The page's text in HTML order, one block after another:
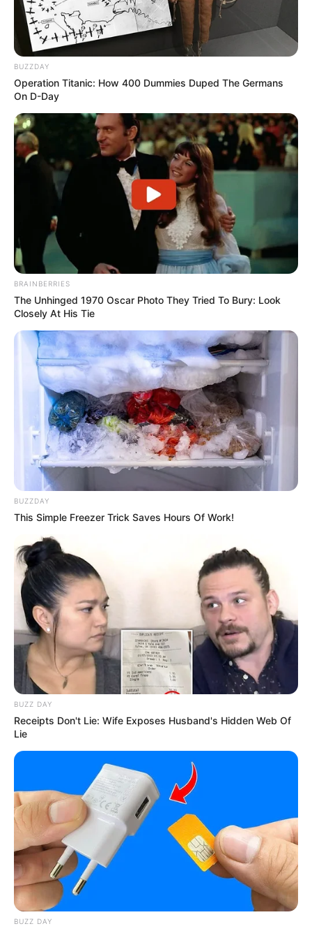
Serem! 9 Chat Ojek Online &
Pelanggan Ini Bikin Auto
Bikin Ngakak, 10 Potret
Cosplay Murah Pakai Bahan
Seadanya
Anti Mainstream, 10 Cara
Membawa Barang Belanjaan
Langka Banget! 10 Pose Lucu
Katak yang Bikin Ketawa
Gemes
Ambyar! 10 Kalimat Baper
Pakai Bahasa Jawa Ini Bikin
Galau Abis
BUZZDAY
Operation Titanic: How 400 Dummies Duped The Germans
On D-Day
BRAINBERRIES
The Unhinged 1970 Oscar Photo They Tried To Bury: Look
Closely At His Tie
BUZZDAY
This Simple Freezer Trick Saves Hours Of Work!
BUZZ DAY
Receipts Don't Lie: Wife Exposes Husband's Hidden Web Of
Lie
BUZZ DAY